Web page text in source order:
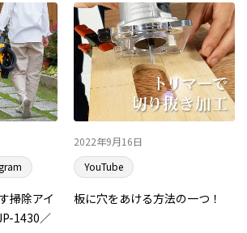
掃除アイ
1430／
2022年9月16日
YouTube
板に穴をあける方法の一つ！